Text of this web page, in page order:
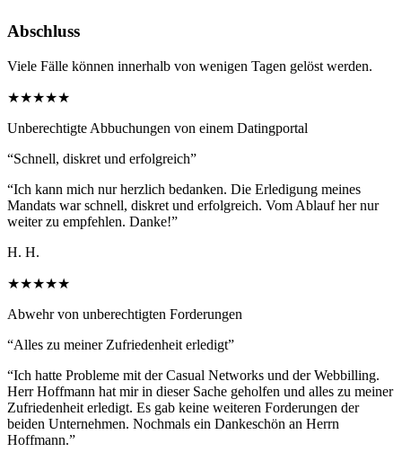
Abschluss
Viele Fälle können innerhalb von wenigen Tagen gelöst werden.
★★★★★
Unberechtigte Abbuchungen von einem Datingportal
“Schnell, diskret und erfolgreich”
“Ich kann mich nur herzlich bedanken. Die Erledigung meines
Mandats war schnell, diskret und erfolgreich. Vom Ablauf her nur
weiter zu empfehlen. Danke!”
H. H.
★★★★★
Abwehr von unberechtigten Forderungen
“Alles zu meiner Zufriedenheit erledigt”
“Ich hatte Probleme mit der Casual Networks und der Webbilling.
Herr Hoffmann hat mir in dieser Sache geholfen und alles zu meiner
Zufriedenheit erledigt. Es gab keine weiteren Forderungen der
beiden Unternehmen. Nochmals ein Dankeschön an Herrn
Hoffmann.”